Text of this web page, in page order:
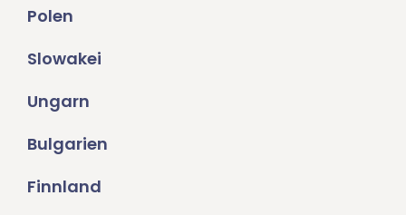
Polen
Slowakei
Ungarn
Bulgarien
Finnland